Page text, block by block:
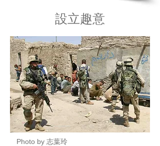
設立趣意
Photo by 志葉玲